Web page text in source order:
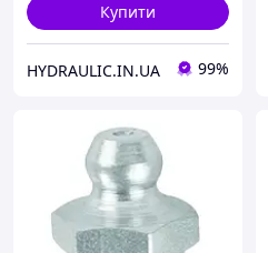
Купити
HYDRAULIC.IN.UA 99%